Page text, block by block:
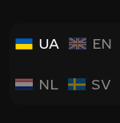
UA EN
NL SV